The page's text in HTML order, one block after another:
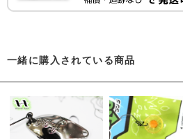
一緒に購入されている商品